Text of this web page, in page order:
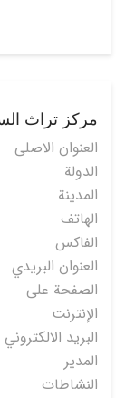
مركز تراث
العنوان الاصلی
الدولة
المدينة
الهاتف
الفاكس
العنوان البريدي
الصفحة على
الإنترنت
البريد الالكتروني
المدير
النشاطات